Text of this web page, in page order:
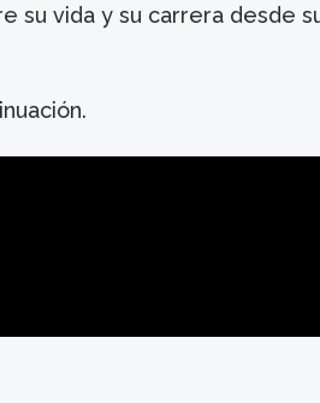
su vida y su carrera desde